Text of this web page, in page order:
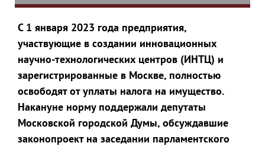
С 1 января 2023 года предприятия,
участвующие в создании инновационных
научно-технологических центров (ИНТЦ) и
зарегистрированные в Москве, полностью
освободят от уплаты налога на имущество.
Накануне норму поддержали депутаты
Московской городской Думы, обсуждавшие
законопроект на заседании парламентского